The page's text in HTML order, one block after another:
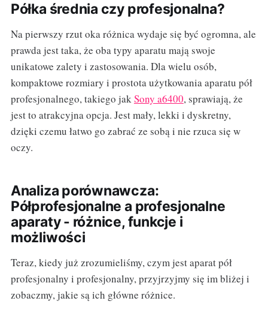
Półka średnia czy profesjonalna?
Na pierwszy rzut oka różnica wydaje się być ogromna, ale
prawda jest taka, że oba typy aparatu mają swoje
unikatowe zalety i zastosowania. Dla wielu osób,
kompaktowe rozmiary i prostota użytkowania aparatu pół
profesjonalnego, takiego jakSony a6400, sprawiają, że
jest to atrakcyjna opcja. Jest mały, lekki i dyskretny,
dzięki czemu łatwo go zabrać ze sobą i nie rzuca się w
oczy.
Analiza porównawcza:
Półprofesjonalne a profesjonalne
aparaty - różnice, funkcje i
możliwości
Teraz, kiedy już zrozumieliśmy, czym jest aparat pół
profesjonalny i profesjonalny, przyjrzyjmy się im bliżej i
zobaczmy, jakie są ich główne różnice.